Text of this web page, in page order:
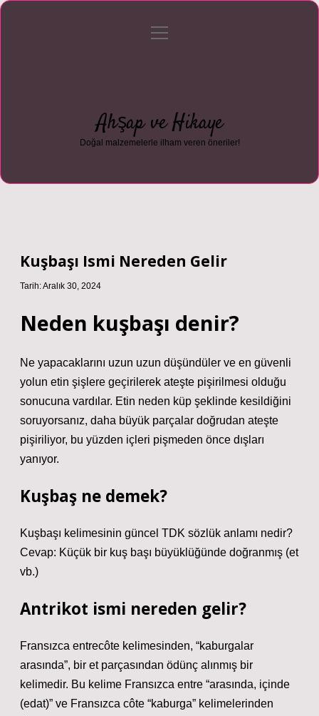
Gizlilik Politikası
menüyü
Ahşap ve Hikaye
Doğal malzemelerle ilham veren öneriler!
Kuşbaşı Ismi Nereden Gelir
Tarih: Aralık 30, 2024
Neden kuşbaşı denir?
Ne yapacaklarını uzun uzun düşündüler ve en güvenli
yolun etin şişlere geçirilerek ateşte pişirilmesi olduğu
sonucuna vardılar. Etin neden küp şeklinde kesildiğini
soruyorsanız, daha büyük parçalar doğrudan ateşte
pişiriliyor, bu yüzden içleri pişmeden önce dışları
yanıyor.
Kuşbaş ne demek?
Kuşbaşı kelimesinin güncel TDK sözlük anlamı nedir?
Cevap: Küçük bir kuş başı büyüklüğünde doğranmış (et
vb.)
Antrikot ismi nereden gelir?
Fransızca entrecôte kelimesinden, “kaburgalar
arasında”, bir et parçasından ödünç alınmış bir
kelimedir. Bu kelime Fransızca entre “arasında, içinde
(edat)” ve Fransızca côte “kaburga” kelimelerinden